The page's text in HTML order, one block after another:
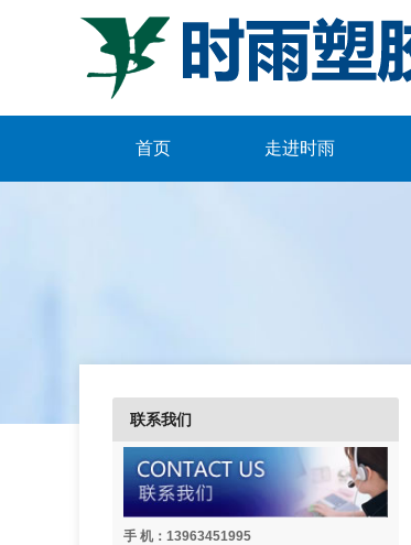
首页 走进时雨
联系我们
手 机：13963451995